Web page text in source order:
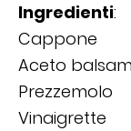
Ingredienti:
Cappone
Aceto
Prezzemolo
Vinaigrette